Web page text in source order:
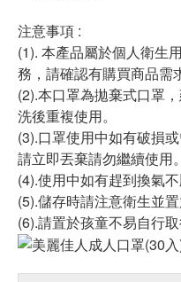
注意事項 :
(1). 本產品屬於個人衛生
務，請確認有購買商品需
(2).本口罩為拋棄式口罩
洗後重複使用。
(3).口罩使用中如有破損
請立即丟棄請勿繼續使用。
(4).使用中如有趕到換氣
(5).儲存時請注意衛生並
(6).請置於孩童不易自行